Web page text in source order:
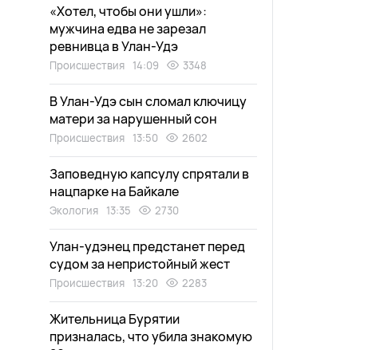
«Хотел, чтобы они ушли»:
мужчина едва не зарезал
ревнивца в Улан-Удэ
Происшествия 14:09 3348
В Улан-Удэ сын сломал ключицу
матери за нарушенный сон
Происшествия 13:50 2602
Заповедную капсулу спрятали в
нацпарке на Байкале
Экология 13:35 2730
Улан-удэнец предстанет перед
судом за непристойный жест
Происшествия 13:20 2283
Жительница Бурятии
призналась, что убила знакомую